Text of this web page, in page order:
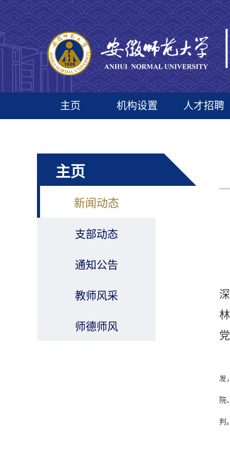
主页 机构设置 人才招聘
主页
新闻动态
支部动态
通知公告
教师风采
师德师风
林
发
院
判